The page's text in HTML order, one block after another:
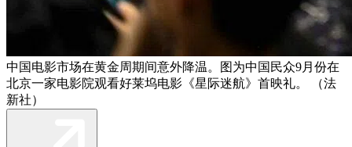
中国电影市场在黄金周期间意外降温。图为中国民众9月份在
北京一家电影院观看好莱坞电影《星际迷航》首映礼。 （法
新社）